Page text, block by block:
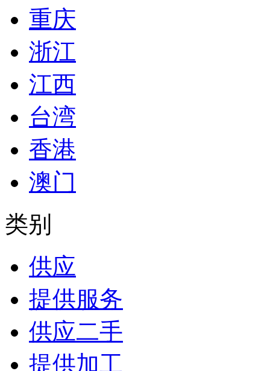
重庆
浙江
江西
台湾
香港
澳门
类别
供应
提供服务
供应二手
提供加工